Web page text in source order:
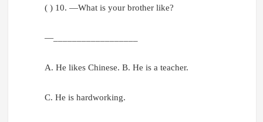
( ) 10. —What is your brother like?
—__________________
A. He likes Chinese. B. He is a teacher.
C. He is hardworking.